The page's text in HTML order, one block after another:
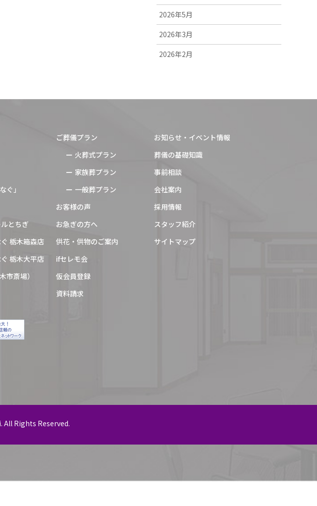
2026年5月
2026年3月
2026年2月
2025年9月
2025年8月
2025年7月
2025年6月
2025年5月
ぐ」
とちぎ
栃木箱森店
栃木大平店
市斎場）
ご葬儀プラン
火葬式プラン
家族葬プラン
一般葬プラン
お客様の声
お急ぎの方へ
供花・供物のご案内
ifセレモ会
仮会員登録
資料請求
お知らせ・イベント情報
葬儀の基礎知識
事前相談
会社案内
採用情報
スタッフ紹介
サイトマップ
Rights Reserved.